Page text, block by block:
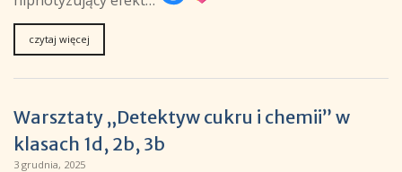
czytaj więcej
Warsztaty „Detektyw cukru i chemii” w
klasach 1d, 2b, 3b
3 grudnia, 2025